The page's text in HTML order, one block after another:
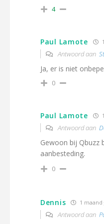
4
Paul Lamote
Antwoord aan
Ja, er is niet
0
Paul Lamote
Antwoord aan
Gewoon bij Qbuzz
aanbesteding.
0
Dennis 1
Antwoord aan